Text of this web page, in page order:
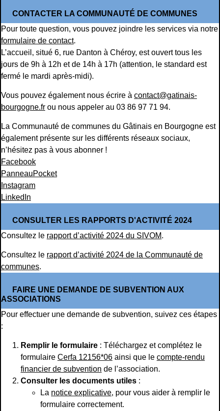
CONTACTER LA COMMUNAUTÉ DE COMMUNES
Pour toute question, vous pouvez joindre les services via notre
formulaire de contact.
L’accueil, situé 6, rue Danton à Chéroy, est ouvert tous les
jours de 9h à 12h et de 14h à 17h (attention, le standard est
fermé le mardi après-midi).
Vous pouvez également nous écrire à contact@gatinais-
bourgogne.fr ou nous appeler au 03 86 97 71 94.
La Communauté de communes du Gâtinais en Bourgogne est
également présente sur les différents réseaux sociaux,
n’hésitez pas à vous abonner !
Facebook
PanneauPocket
Instagram
LinkedIn
CONSULTER LES RAPPORTS D'ACTIVITÉ 2024
Consultez le rapport d’activité 2024 du SIVOM.
Consultez le rapport d’activité 2024 de la Communauté de
communes.
FAIRE UNE DEMANDE DE SUBVENTION AUX
ASSOCIATIONS
Pour effectuer une demande de subvention, suivez ces étapes
:
Remplir le formulaire : Téléchargez et complétez le
formulaire Cerfa 12156*06 ainsi que le compte-rendu
financier de subvention de l’association.
Consulter les documents utiles :
La notice explicative, pour vous aider à remplir le
formulaire correctement.